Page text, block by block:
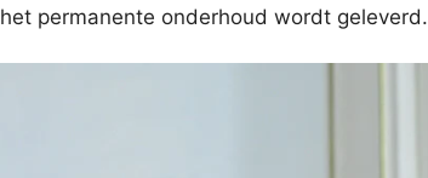
permanente onderhoud wordt geleverd.